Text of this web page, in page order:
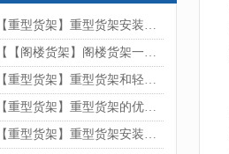
【重型货架】重型货架安装注意事项
【【阁楼货架】阁楼货架一般有哪些用途
【重型货架】重型货架和轻型货架的区别是什么
【重型货架】重型货架的优缺点
【重型货架】重型货架安装需要注意什么？